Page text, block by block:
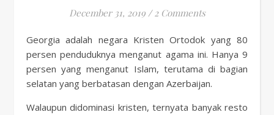
December 31, 2019 / 2 Comments
Georgia adalah negara Kristen Ortodok yang 80
persen penduduknya menganut agama ini. Hanya 9
persen yang menganut Islam, terutama di bagian
selatan yang berbatasan dengan Azerbaijan.
Walaupun didominasi kristen, ternyata banyak resto